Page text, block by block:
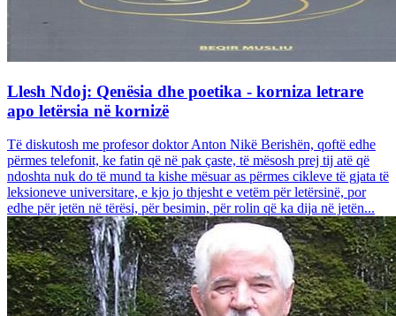
Llesh Ndoj: Qenësia dhe poetika - korniza letrare
apo letërsia në kornizë
Të diskutosh me profesor doktor Anton Nikë Berishën, qoftë edhe
përmes telefonit, ke fatin që në pak çaste, të mësosh prej tij atë që
ndoshta nuk do të mund ta kishe mësuar as përmes cikleve të gjata të
leksioneve universitare, e kjo jo thjesht e vetëm për letërsinë, por
edhe për jetën në tërësi, për besimin, për rolin që ka dija në jetën...